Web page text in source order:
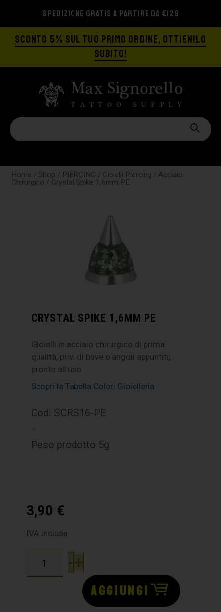
SPEDIZIONE GRATIS A PARTIRE DA €129
SCONTO 5% SUL TUO PRIMO ORDINE, OTTIENILO
SUBITO!
Home / Shop / PIERCING / Gioielli Piercing / Acciaio
Chirurgico / Crystal Spike 1,6mm PE
CRYSTAL SPIKE 1,6MM PE
Gioielli in acciaio chirurgico di prima
qualità, privi di bave o angoli appuntiti,
pronto all’uso.
Scopri la Tabella Colori Gioielleria
Cod. SCRS16-PE
–
Peso prodotto 5g
3,90 €
IVA Inclusa
-+
AGGIUNGI